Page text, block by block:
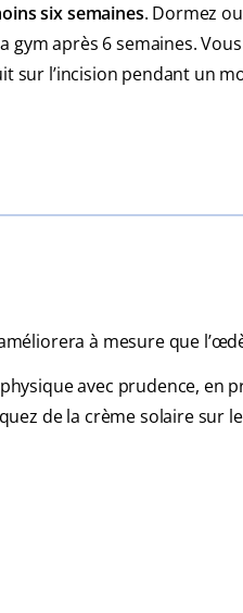
six semaines. Dormez
gym après 6 semaines.
sur l’incision pendant un
à mesure que
avec prudence, en
de la crème solaire sur